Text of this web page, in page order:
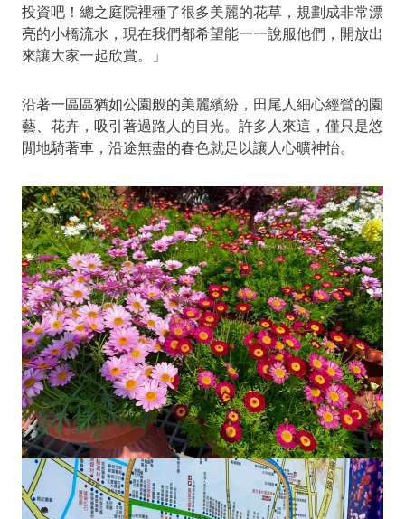
投資吧！總之庭院裡種了很多美麗的花草，規劃成非常漂
亮的小橋流水，現在我們都希望能一一說服他們，開放出
來讓大家一起欣賞。」
沿著一區區猶如公園般的美麗繽紛，田尾人細心經營的園
藝、花卉，吸引著過路人的目光。許多人來這，僅只是悠
閒地騎著車，沿途無盡的春色就足以讓人心曠神怡。